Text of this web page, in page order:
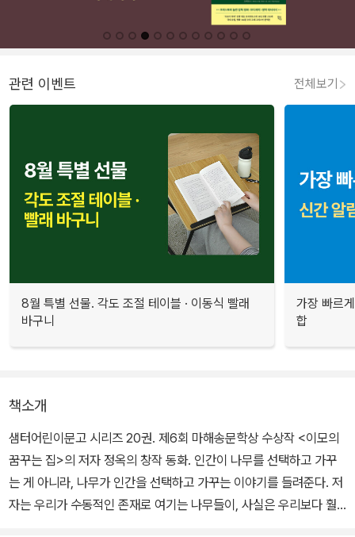
관련 이벤트 전체보기
8월 특별 선물. 각도 조절 테이블 · 이동식 빨래
바구니
가장 빠르
합
책소개
샘터어린이문고 시리즈 20권. 제6회 마해송문학상 수상작 <이모의
꿈꾸는 집>의 저자 정옥의 창작 동화. 인간이 나무를 선택하고 가꾸
는 게 아니라, 나무가 인간을 선택하고 가꾸는 이야기를 들려준다. 저
자는 우리가 수동적인 존재로 여기는 나무들이, 사실은 우리보다 훨